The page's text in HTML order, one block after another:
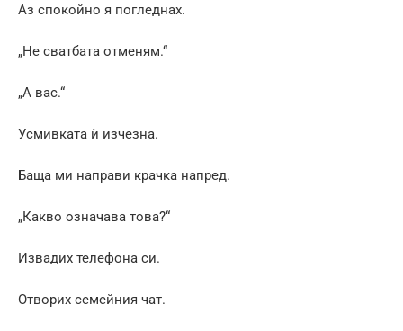
Аз спокойно я погледнах.
„Не сватбата отменям.“
„А вас.“
Усмивката ѝ изчезна.
Баща ми направи крачка напред.
„Какво означава това?“
Извадих телефона си.
Отворих семейния чат.